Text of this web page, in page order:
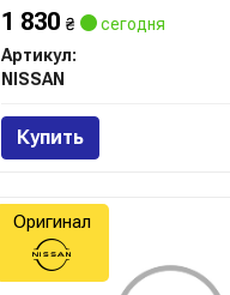
1 830 ₴
сегодня
Артикул:
NISSAN
Купить
Оригинал